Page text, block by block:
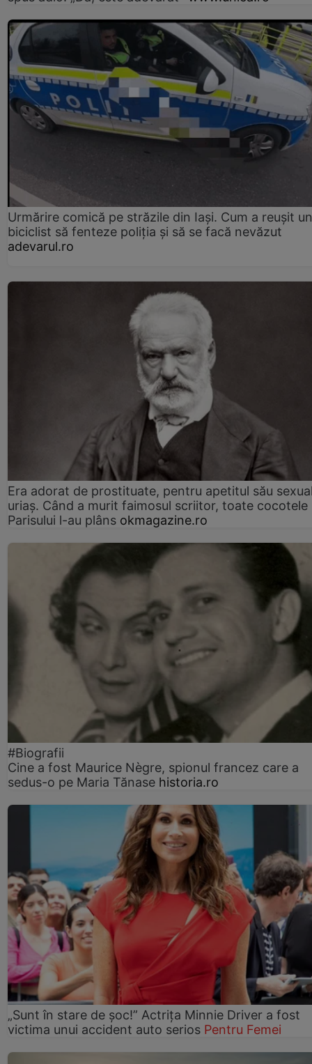
Urmărire comică pe străzile din Iași. Cum a reușit un
biciclist să fenteze poliția și să se facă nevăzut
adevarul.ro
Era adorat de prostituate, pentru apetitul său
uriaș. Când a murit faimosul scriitor, toate cocotele
Parisului l-au plâns okmagazine.ro
#Biografii
Cine a fost Maurice Nègre, spionul francez care a
sedus-o pe Maria Tănase historia.ro
„Sunt în stare de șoc!” Actrița Minnie Driver a fost
victima unui accident auto serios Pentru Femei